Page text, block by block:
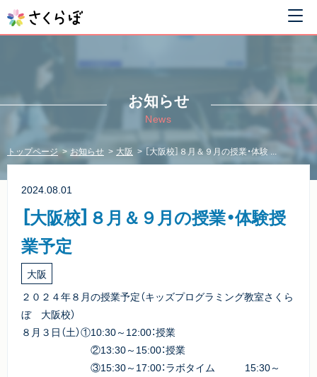
お知らせ
News
トップページ お知らせ 大阪 ［大阪校］８月＆９月の授業・体験 ...
2024.08.01
［大阪校］８月＆９月の授業・体験授
業予定
大阪
２０２４年８月の授業予定（キッズプログラミング教室さくら
ぼ 大阪校）
８月３日（土）①10:30～12:00：授業
②13:30～15:00：授業
③15:30～17:00：ラボタイム 15:30～